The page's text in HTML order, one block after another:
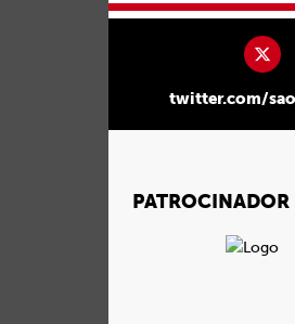
twitter.com/
PATROCINADOR